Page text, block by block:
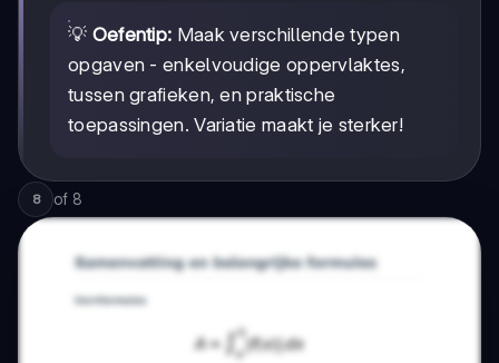
💡 Oefentip: Maak verschillende typen
opgaven - enkelvoudige oppervlaktes,
tussen grafieken, en praktische
toepassingen. Variatie maakt je sterker!
8 of 8